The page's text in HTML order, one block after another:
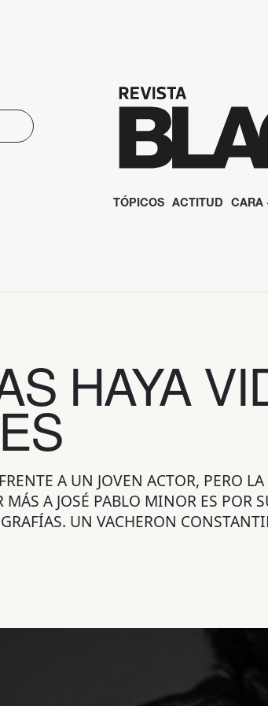
TÓPICOS ACTITUD CARA
HAYA
A UN JOVEN ACTOR, PERO
A JOSÉ PABLO MINOR ES POR
UN VACHERON